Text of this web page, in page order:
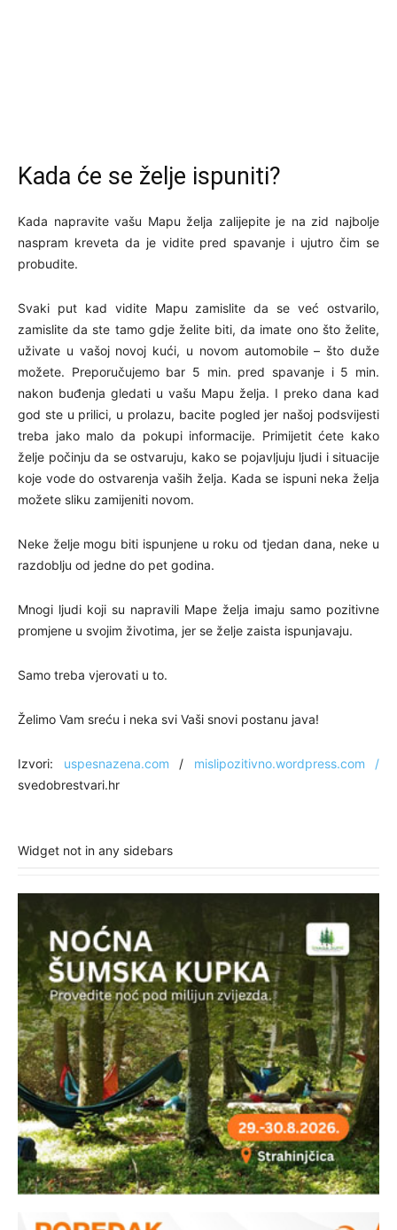
Kada će se želje ispuniti?
Kada napravite vašu Mapu želja zalijepite je na zid najbolje
naspram kreveta da je vidite pred spavanje i ujutro čim se
probudite.
Svaki put kad vidite Mapu zamislite da se već ostvarilo,
zamislite da ste tamo gdje želite biti, da imate ono što želite,
uživate u vašoj novoj kući, u novom automobile – što duže
možete. Preporučujemo bar 5 min. pred spavanje i 5 min.
nakon buđenja gledati u vašu Mapu želja. I preko dana kad
god ste u prilici, u prolazu, bacite pogled jer našoj podsvijesti
treba jako malo da pokupi informacije. Primijetit ćete kako
želje počinju da se ostvaruju, kako se pojavljuju ljudi i situacije
koje vode do ostvarenja vaših želja. Kada se ispuni neka želja
možete sliku zamijeniti novom.
Neke želje mogu biti ispunjene u roku od tjedan dana, neke u
razdoblju od jedne do pet godina.
Mnogi ljudi koji su napravili Mape želja imaju samo pozitivne
promjene u svojim životima, jer se želje zaista ispunjavaju.
Samo treba vjerovati u to.
Želimo Vam sreću i neka svi Vaši snovi postanu java!
Izvori: uspesnazena.com / mislipozitivno.wordpress.com /
svedobrestvari.hr
Widget not in any sidebars